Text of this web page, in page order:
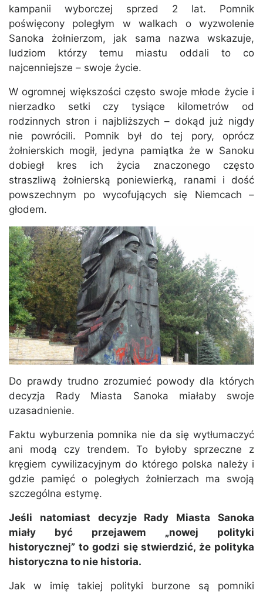
kampanii wyborczej sprzed 2 lat. Pomnik
poświęcony poległym w walkach o wyzwolenie
Sanoka żołnierzom, jak sama nazwa wskazuje,
ludziom którzy temu miastu oddali to co
najcenniejsze – swoje życie.
W ogromnej większości często swoje młode życie i
nierzadko setki czy tysiące kilometrów od
rodzinnych stron i najbliższych – dokąd już nigdy
nie powrócili. Pomnik był do tej pory, oprócz
żołnierskich mogił, jedyna pamiątka że w Sanoku
dobiegł kres ich życia znaczonego często
straszliwą żołnierską poniewierką, ranami i dość
powszechnym po wycofujących się Niemcach –
głodem.
Do prawdy trudno zrozumieć powody dla których
decyzja Rady Miasta Sanoka miałaby swoje
uzasadnienie.
Faktu wyburzenia pomnika nie da się wytłumaczyć
ani modą czy trendem. To byłoby sprzeczne z
kręgiem cywilizacyjnym do którego polska należy i
gdzie pamięć o poległych żołnierzach ma swoją
szczególna estymę.
Jeśli natomiast decyzje Rady Miasta Sanoka
miały być przejawem „nowej polityki
historycznej” to godzi się stwierdzić, że polityka
historyczna to nie historia.
Jak w imię takiej polityki burzone są pomniki